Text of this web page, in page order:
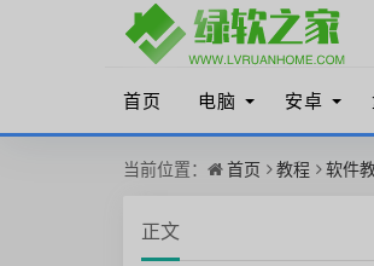
首页 电脑 安卓
当前位置： 首页 教程 软件
正文